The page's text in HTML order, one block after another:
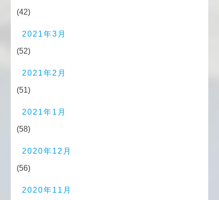
(42)
2021年3月
(52)
2021年2月
(51)
2021年1月
(58)
2020年12月
(56)
2020年11月